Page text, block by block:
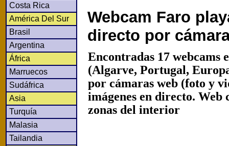
Costa Rica
América Del Sur
Brasil
Argentina
África
Marruecos
Sudáfrica
Asia
Turquía
Malasia
Tailandia
Webcam Faro
directo por
Encontradas 17 webcams
(Algarve, Portugal,
por cámaras web (foto y
imágenes en directo. Web
zonas del interior